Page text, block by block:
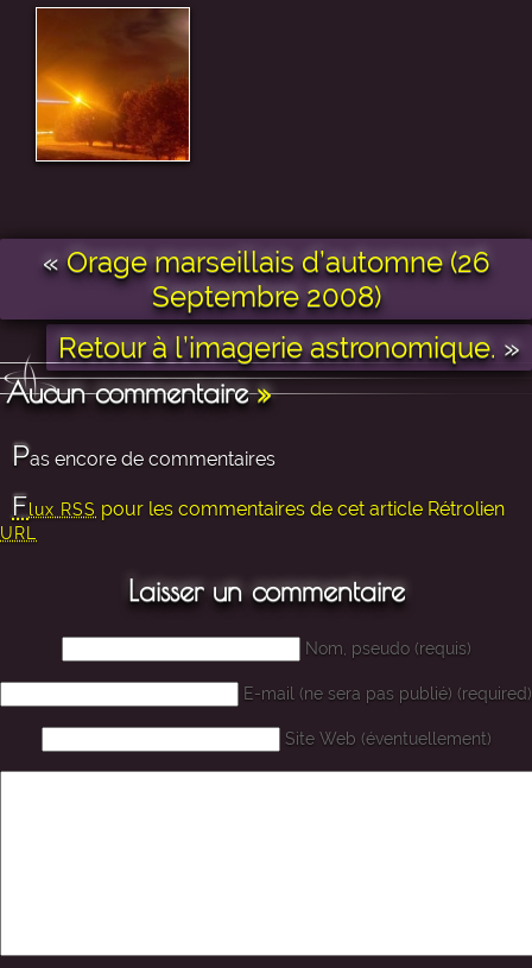
«Orage marseillais d’automne (26
Septembre 2008)
Retour à l’imagerie astronomique. »
Aucun commentaire»
Pas encore de commentaires
Flux RSS pour les commentaires de cet article Rétrolien
URL
Laisser un commentaire
Nom, pseudo (requis)
E-mail (ne sera pas publié) (required)
Site Web (éventuellement)